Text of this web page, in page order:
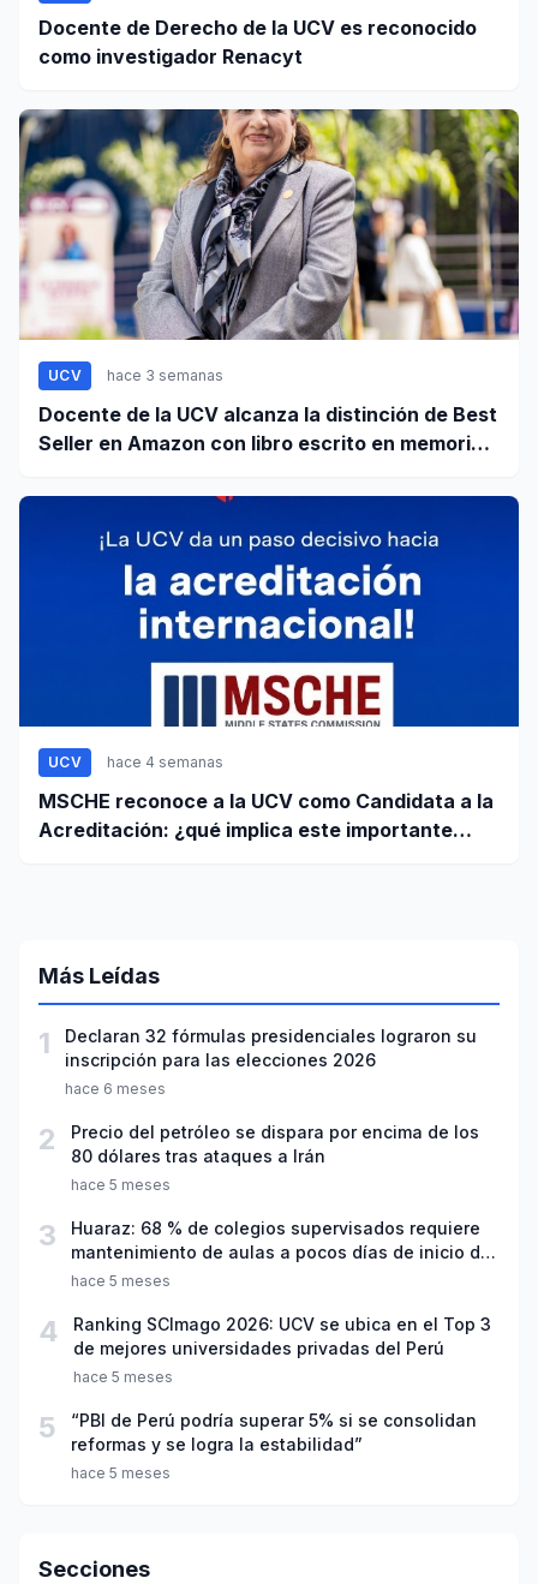
Docente de Derecho de la UCV es reconocido
como investigador Renacyt
UCV hace 3 semanas
Docente de la UCV alcanza la distinción de Best
Seller en Amazon con libro escrito en memoria a
UCV hace 4 semanas
MSCHE reconoce a la UCV como Candidata a la
Acreditación: ¿qué implica este importante
Más Leídas
1
Declaran 32 fórmulas presidenciales lograron su
inscripción para las elecciones 2026
hace 6 meses
2
Precio del petróleo se dispara por encima de los
80 dólares tras ataques a Irán
hace 5 meses
3
Huaraz: 68 % de colegios supervisados requiere
mantenimiento de aulas a pocos días de inicio del
año escolar 2026
hace 5 meses
4
Ranking SCImago 2026: UCV se ubica en el Top 3
de mejores universidades privadas del Perú
hace 5 meses
5
“PBI de Perú podría superar 5% si se consolidan
reformas y se logra la estabilidad”
hace 5 meses
Secciones